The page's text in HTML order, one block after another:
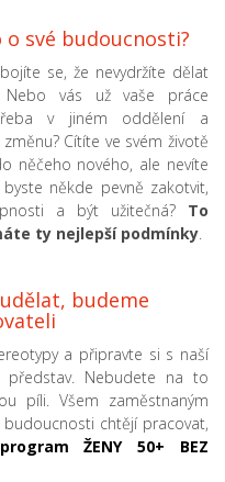
o své budoucnosti?
se, že nevydržíte dělat
vás už vaše práce
v jiném oddělení a
Cítíte ve svém životě
něčeho nového, ale nevíte
někde pevně zakotvit,
a být užitečná? To
ty nejlepší podmínky.
budeme
a připravte si s naší
představ. Nebudete na to
píli. Všem zaměstnaným
chtějí pracovat,
ŽENY 50+ BEZ